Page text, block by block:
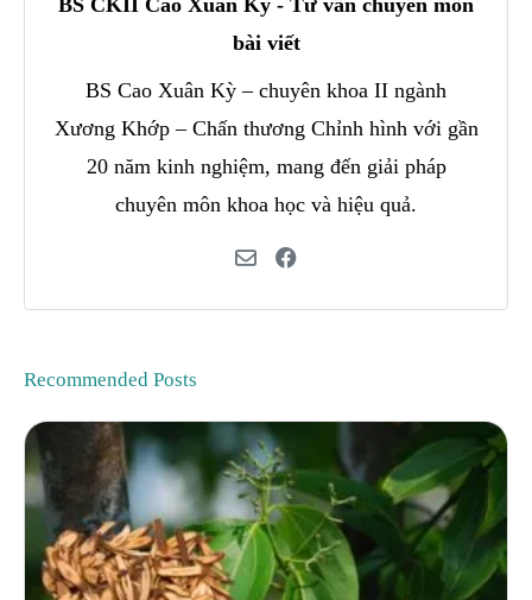
bài viết
BS Cao Xuân Kỳ – chuyên khoa II ngành
Xương Khớp – Chấn thương Chỉnh hình với gần
20 năm kinh nghiệm, mang đến giải pháp
chuyên môn khoa học và hiệu quả.
Recommended Posts